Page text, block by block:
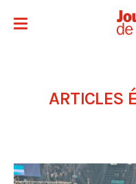
ARTICLES